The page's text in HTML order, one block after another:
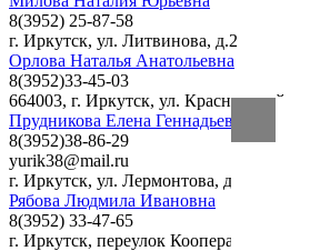
8(3952) 25-87-58
г. Иркутск, ул. Литвинова, д.2
Орлова Наталья Анатольевна
8(3952)33-45-03
664003, г. Иркутск, ул.
Прудникова Елена Геннадьевна
8(3952)38-86-29
yurik38@mail.ru
г. Иркутск, ул. Лермонтова, д.78, оф. 406
Рябова Людмила Ивановна
8(3952) 33-47-65
г. Иркутск, переулок Кооперативный, д.2